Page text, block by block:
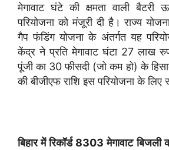
मेगावाट घंटे की क्षमता वाली बैटरी
परियोजना को मंजूरी दी है। राज्य
गैप फंडिंग योजना के अंतर्गत यह
केंद्र ने प्रति मेगावाट घंटा 27 लाख
पूंजी का 30 फीसदी (जो कम हो) के
की बीजीएफ राशि इस परियोजना के लिए
बिहार में रिकॉर्ड 8303 मेगावाट बिजली